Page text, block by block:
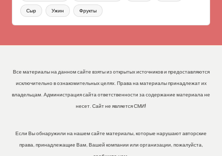
Сыр Ужин Фрукты
Все материалы на данном сайте взяты из открытых источников и предоставляются
исключительно в ознакомительных целях. Права на материалы принадлежат их
владельцам. Администрация сайта ответственности за содержание материала не
несет. Сайт не является СМИ!
Если Вы обнаружили на нашем сайте материалы, которые нарушают авторские
права, принадлежащие Вам, Вашей компании или организации, пожалуйста,